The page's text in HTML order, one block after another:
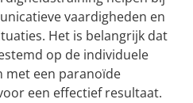
vaardigheden en
Het is belangrijk dat
op de individuele
met een paranoïde
een effectief resultaat.